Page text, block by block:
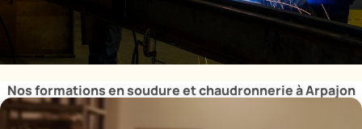
Nos formations en soudure et chaudronnerie à Arpajon